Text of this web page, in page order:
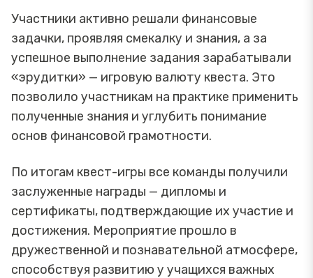
Участники активно решали финансовые
задачки, проявляя смекалку и знания, а за
успешное выполнение задания зарабатывали
«эрудитки» — игровую валюту квеста. Это
позволило участникам на практике применить
полученные знания и углубить понимание
основ финансовой грамотности.
По итогам квест-игры все команды получили
заслуженные награды — дипломы и
сертификаты, подтверждающие их участие и
достижения. Мероприятие прошло в
дружественной и познавательной атмосфере,
способствуя развитию у учащихся важных